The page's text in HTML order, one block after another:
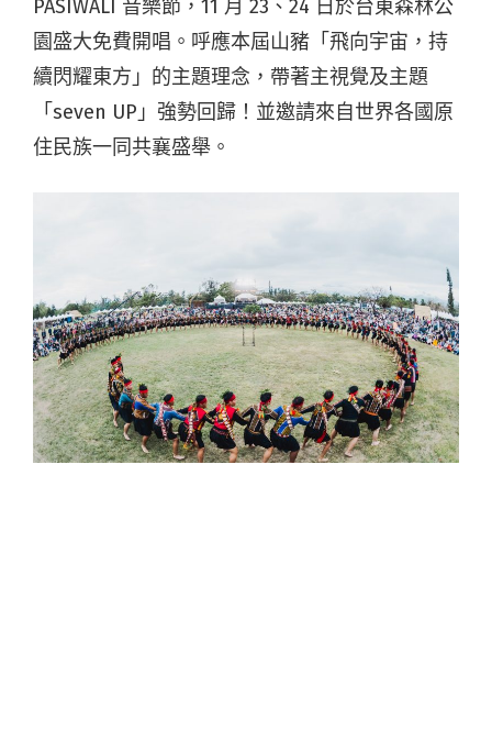
PASIWALI 音樂節，11 月 23、24 日於台東森林公
園盛大免費開唱。呼應本屆山豬「飛向宇宙，持
續閃耀東方」的主題理念，帶著主視覺及主題
「seven UP」強勢回歸！並邀請來自世界各國原
住民族一同共襄盛舉。